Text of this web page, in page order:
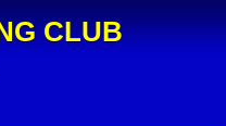
CLUB